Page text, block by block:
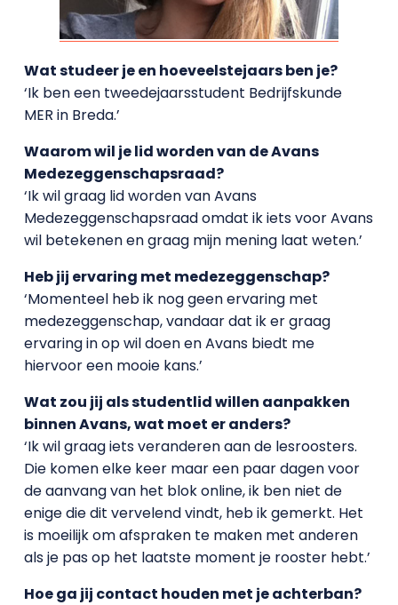
Wat studeer je en hoeveelstejaars ben je?
‘Ik ben een tweedejaarsstudent Bedrijfskunde
MER in Breda.’
Waarom wil je lid worden van de Avans
Medezeggenschapsraad?
‘Ik wil graag lid worden van Avans
Medezeggenschapsraad omdat ik iets voor Avans
wil betekenen en graag mijn mening laat weten.’
Heb jij ervaring met medezeggenschap?
‘Momenteel heb ik nog geen ervaring met
medezeggenschap, vandaar dat ik er graag
ervaring in op wil doen en Avans biedt me
hiervoor een mooie kans.’
Wat zou jij als studentlid willen aanpakken
binnen Avans, wat moet er anders?
‘Ik wil graag iets veranderen aan de lesroosters.
Die komen elke keer maar een paar dagen voor
de aanvang van het blok online, ik ben niet de
enige die dit vervelend vindt, heb ik gemerkt. Het
is moeilijk om afspraken te maken met anderen
als je pas op het laatste moment je rooster hebt.’
Hoe ga jij contact houden met je achterban?